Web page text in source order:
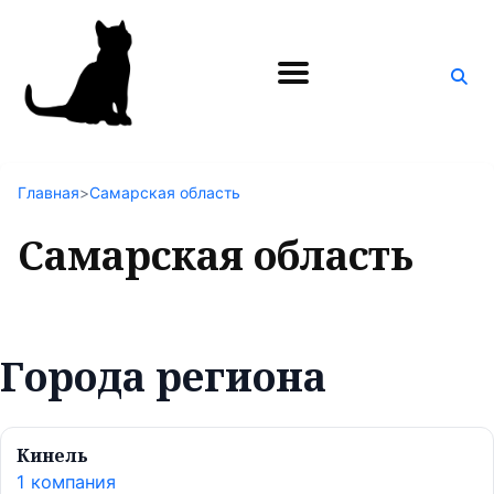
Поиск
Главная>Самарская область
Самарская область
Города региона
Кинель
1 компания